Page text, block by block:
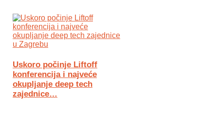
Uskoro počinje Liftoff
konferencija i najveće
okupljanje deep tech
zajednice…